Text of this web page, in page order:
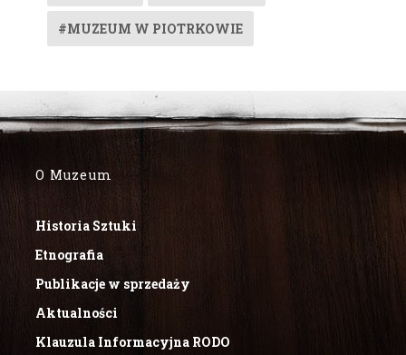
#MUZEUM W PIOTRKOWIE
O Muzeum
Historia Sztuki
Etnografia
Publikacje w sprzedaży
Aktualności
Klauzula Informacyjna RODO